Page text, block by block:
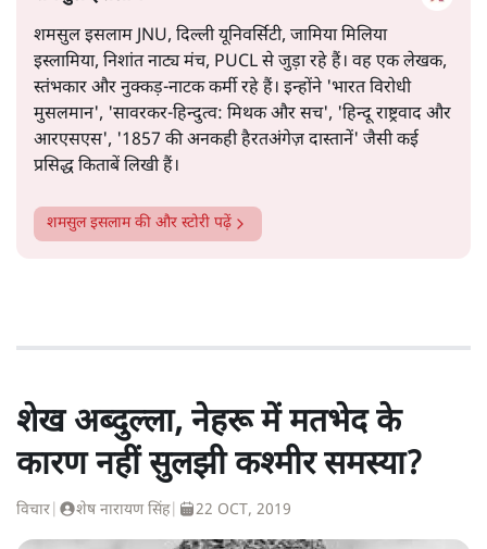
शमसुल इसलाम JNU, दिल्ली यूनिवर्सिटी, जामिया मिलिया
इस्लामिया, निशांत नाट्य मंच, PUCL से जुड़ा रहे हैं। वह एक लेखक,
स्तंभकार और नुक्कड़-नाटक कर्मी रहे हैं। इन्होंने 'भारत विरोधी
मुसलमान', 'सावरकर-हिन्दुत्व: मिथक और सच', 'हिन्दू राष्ट्रवाद और
आरएसएस', '1857 की अनकही हैरतअंगेज़ दास्तानें' जैसी कई
प्रसिद्ध किताबें लिखी हैं।
शमसुल इसलामकी और स्टोरी पढ़ें
शेख अब्दुल्ला, नेहरू में मतभेद के
कारण नहीं सुलझी कश्मीर समस्या?
विचार शेष नारायण सिंह| 22 OCT, 2019